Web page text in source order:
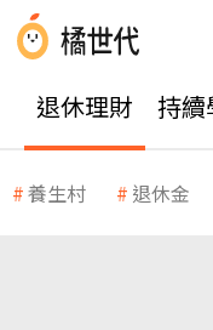
退休理財 持續
養生村 退休金